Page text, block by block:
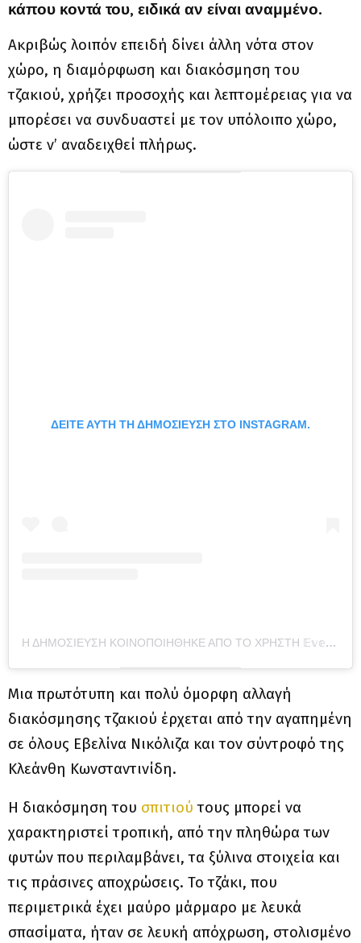
κάπου κοντά του, ειδικά αν είναι αναμμένο.
Ακριβώς λοιπόν επειδή δίνει άλλη νότα στον
χώρο, η διαμόρφωση και διακόσμηση του
τζακιού, χρήζει προσοχής και λεπτομέρειας για να
μπορέσει να συνδυαστεί με τον υπόλοιπο χώρο,
ώστε ν’ αναδειχθεί πλήρως.
ΔΕΊΤΕ ΑΥΤΉ ΤΗ ΔΗΜΟΣΊΕΥΣΗ ΣΤΟ INSTAGRAM.
Η ΔΗΜΟΣΊΕΥΣΗ ΚΟΙΝΟΠΟΙΉΘΗΚΕ ΑΠΌ ΤΟ ΧΡΉΣΤΗ 𝔼𝕧𝕖𝕝𝕚𝕟𝕒 ℕ𝕚𝕜𝕠𝕝𝕚𝕫𝕒 (@EVELINA_NIKOLIZA)
Μια πρωτότυπη και πολύ όμορφη αλλαγή
διακόσμησης τζακιού έρχεται από την αγαπημένη
σε όλους Εβελίνα Νικόλιζα και τον σύντροφό της
Κλεάνθη Κωνσταντινίδη.
Η διακόσμηση του σπιτιού τους μπορεί να
χαρακτηριστεί τροπική, από την πληθώρα των
φυτών που περιλαμβάνει, τα ξύλινα στοιχεία και
τις πράσινες αποχρώσεις. Το τζάκι, που
περιμετρικά έχει μαύρο μάρμαρο με λευκά
σπασίματα, ήταν σε λευκή απόχρωση, στολισμένο